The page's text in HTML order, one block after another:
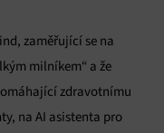
zaměřující se na
milníkem“ a že
zdravotnímu
na AI asistenta pro